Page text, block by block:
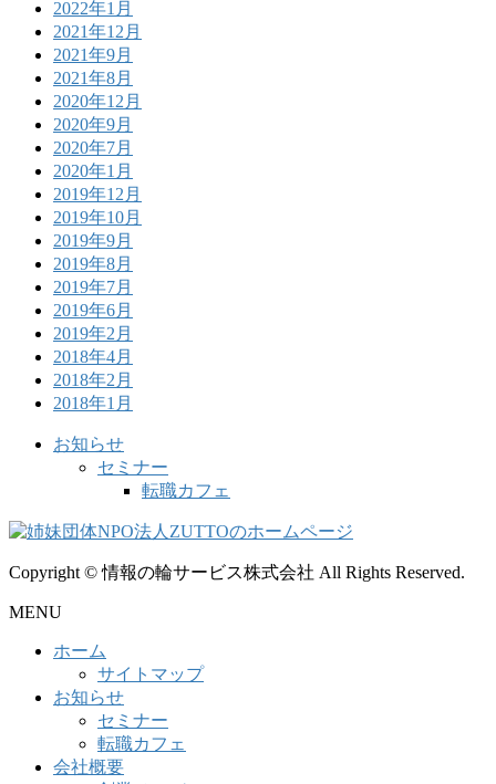
2022年1月
2021年12月
2021年9月
2021年8月
2020年12月
2020年9月
2020年7月
2020年1月
2019年12月
2019年10月
2019年9月
2019年8月
2019年7月
2019年6月
2019年2月
2018年4月
2018年2月
2018年1月
お知らせ
セミナー
転職カフェ
Copyright © 情報の輪サービス株式会社 All Rights Reserved.
MENU
ホーム
サイトマップ
お知らせ
セミナー
転職カフェ
会社概要